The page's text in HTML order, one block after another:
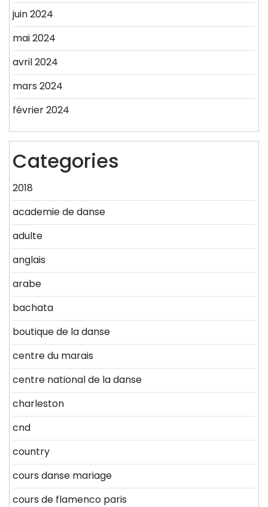
juin 2024
mai 2024
avril 2024
mars 2024
février 2024
Categories
2018
academie de danse
adulte
anglais
arabe
bachata
boutique de la danse
centre du marais
centre national de la danse
charleston
cnd
country
cours danse mariage
cours de flamenco paris